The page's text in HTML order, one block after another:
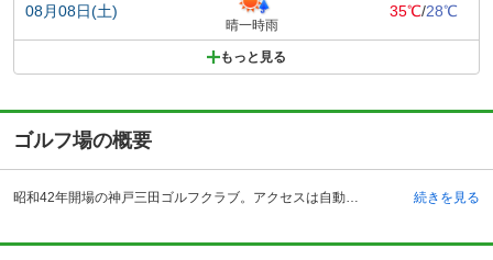
08月08日(土)
晴一時雨
35℃/28℃
もっと見る
ゴルフ場の概要
昭和42年開場の神戸三田ゴルフクラブ。アクセスは自動車を利用の場合、中国自動車道・吉川インターチェンジから約15分、舞鶴若狭自動車道路・三田西インターチェンジから約10分、電車の場合はJR福知山線・相野駅よりタクシーを利用して約10分ほどです。ゴルフコースはゆるやかでフラットな林間コースで、各ホール間は松林でセパレートされ、落ち着きのある空間が広がります。クラブハウスには和・洋・中の各種料理が楽しめるレストランやラウンジ、浴場などを完備。浴場にはサウナも備えられているため、疲れた体をゆっくりと癒しながら、一日のプレーを振り返ることができます。また、清潔感あふれるパウダールームも整えられているなど、女性にもうれしい設備・環境です。 続きを見る